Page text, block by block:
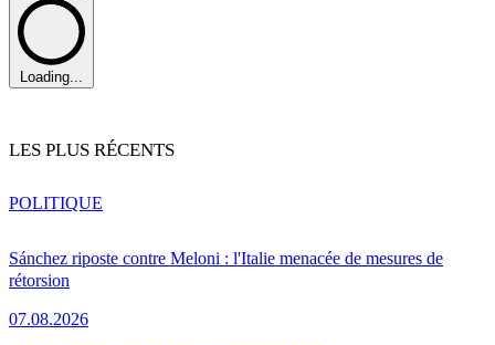
Loading...
LES PLUS RÉCENTS
Sánchez riposte contre Meloni : l'Italie menacée de mesures de
rétorsion
07.08.2026
POLITIQUE